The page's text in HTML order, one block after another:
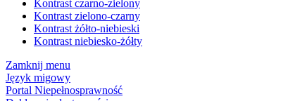
Kontrast czarno-zielony
Kontrast zielono-czarny
Kontrast żółto-niebieski
Kontrast niebiesko-żółty
Zamknij menu
Język migowy
Portal Niepełnosprawność